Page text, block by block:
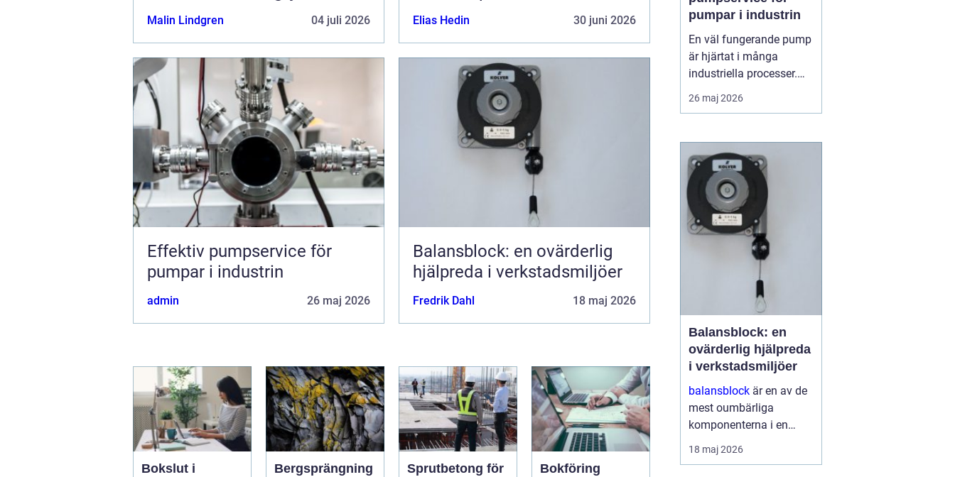
prövning och hantering av
fastighetstvister
Malin Lindgren 04 juli 2026
företag
Elias Hedin 30 juni 2026
Effektiv pumpservice för
pumpar i industrin
admin 26 maj 2026
Balansblock: en ovärderlig
hjälpreda i verkstadsmiljöer
Fredrik Dahl 18 maj 2026
Bokslut i
Bergsprängning
Sprutbetong för
Bokföring
pumpar i industrin
En väl fungerande pump
är hjärtat i många
industriella processer.
När flödet stannar,
stannar ofta hela
spelar regelbunden
pumpserv...
26 maj 2026
Balansblock: en
ovärderlig hjälpreda
i verkstadsmiljöer
balansblock är en av de
mest oumbärliga
komponenterna i en
effektivt fungerande
verkstad. De underlättar
18 maj 2026